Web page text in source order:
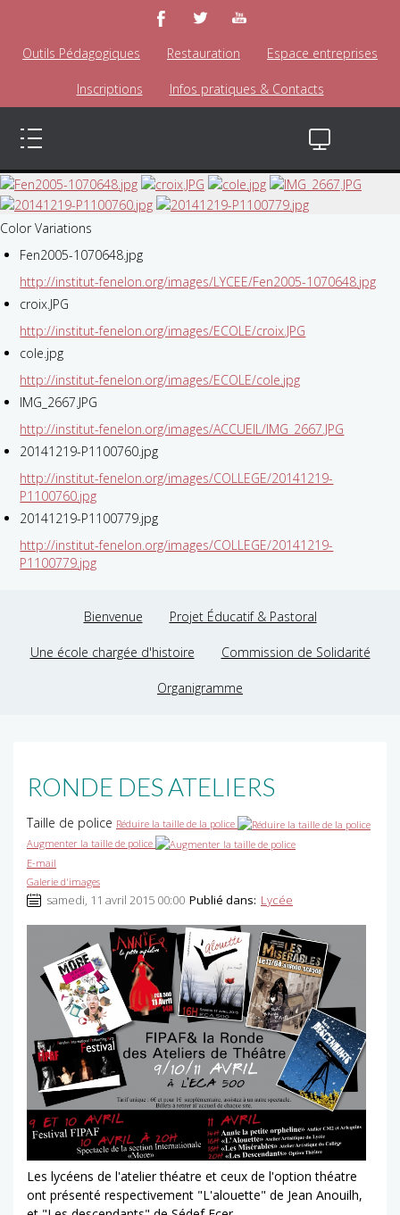
Outils Pédagogiques Restauration Espace entreprises
Inscriptions Infos pratiques & Contacts
Color Variations
Fen2005-1070648.jpg
http://institut-fenelon.org/images/LYCEE/Fen2005-1070648.jpg
croix.JPG
http://institut-fenelon.org/images/ECOLE/croix.JPG
cole.jpg
http://institut-fenelon.org/images/ECOLE/cole.jpg
IMG_2667.JPG
http://institut-fenelon.org/images/ACCUEIL/IMG_2667.JPG
20141219-P1100760.jpg
http://institut-fenelon.org/images/COLLEGE/20141219-
P1100760.jpg
20141219-P1100779.jpg
http://institut-fenelon.org/images/COLLEGE/20141219-
P1100779.jpg
Bienvenue Projet Éducatif & Pastoral
Une école chargée d'histoire Commission de Solidarité
Organigramme
RONDE DES ATELIERS
Taille de police Réduire la taille de la police
Augmenter la taille de police
E-mail
Galerie d'images
samedi, 11 avril 2015 00:00 Publié dans: Lycée
Les lycéens de l'atelier théatre et ceux de l'option théatre
ont présenté respectivement "L'alouette" de Jean Anouilh,